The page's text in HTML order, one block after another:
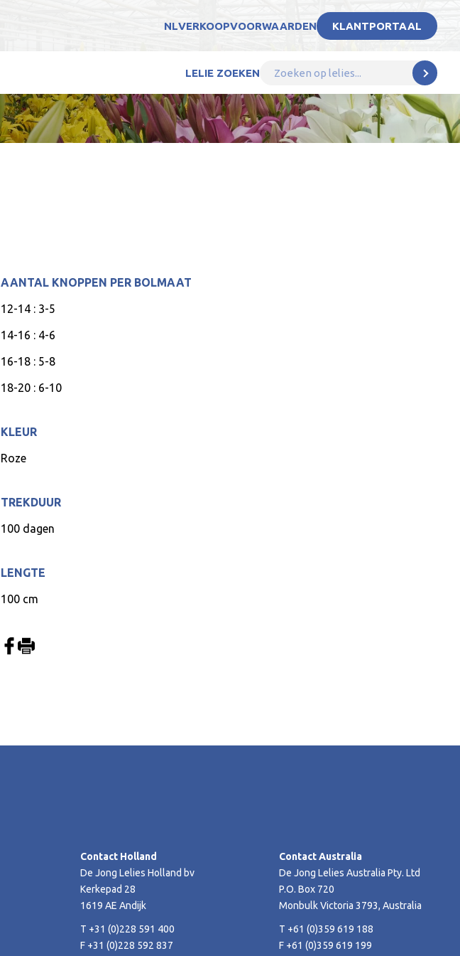
NLVERKOOPVOORWAARDEN KLANTPORTAAL
LELIE ZOEKEN
AANTAL KNOPPEN PER BOLMAAT
12-14 : 3-5
14-16 : 4-6
16-18 : 5-8
18-20 : 6-10
KLEUR
Roze
TREKDUUR
100 dagen
LENGTE
100 cm
Contact Holland
De Jong Lelies Holland bv
Kerkepad 28
1619 AE Andijk
T +31 (0)228 591 400
F +31 (0)228 592 837
Contact Australia
De Jong Lelies Australia Pty. Ltd
P.O. Box 720
Monbulk Victoria 3793, Australia
T +61 (0)359 619 188
F +61 (0)359 619 199